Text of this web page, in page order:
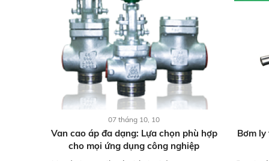
07 tháng 10, 10
Van cao áp đa dạng: Lựa chọn phù hợp
cho mọi ứng dụng công nghiệp
Bơm